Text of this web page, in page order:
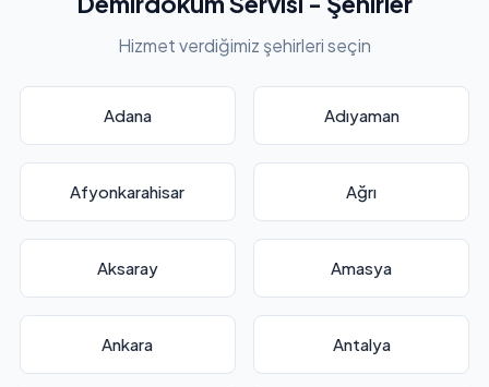
Hizmet verdiğimiz şehirleri seçin
Adana Adıyaman
Afyonkarahisar Ağrı
Aksaray Amasya
Ankara Antalya